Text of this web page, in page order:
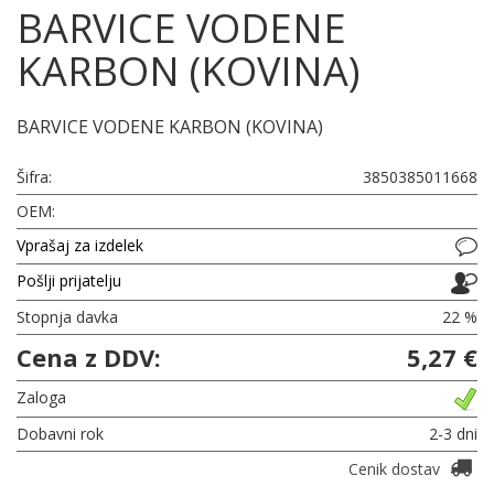
BARVICE VODENE
KARBON (KOVINA)
BARVICE VODENE KARBON (KOVINA)
Šifra:
3850385011668
OEM:
Vprašaj za izdelek
Pošlji prijatelju
Stopnja davka
22 %
Cena z DDV: 5,27 €
Zaloga
Dobavni rok
2-3 dni
Cenik dostav